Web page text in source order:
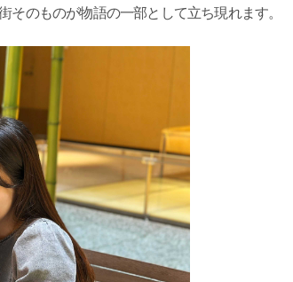
そのものが物語の一部として立ち現れます。